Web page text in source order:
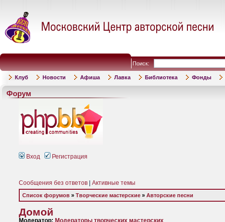
Поиск:
Клуб Новости Афиша Лавка Библиотека Фонды
Форум
Вход Регистрация
Сообщения без ответов Активные темы
Список форумов » Творческие мастерские » Авторские песни
Домой
Модератор: Модераторы творческих мастерских